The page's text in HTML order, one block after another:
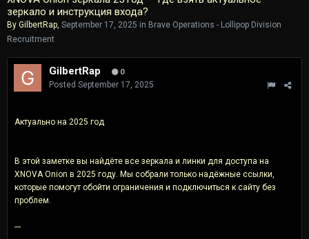
зеркало и инструкция входа?
By GilbertRap September 17, 2025 in Brave Operations - Lollipop Division
Recruitment
GilbertRap 0
Posted September 17, 2025
Актуально на 2025 год
В этой заметке вы найдёте все зеркала и линки для доступа на
XNOVA Onion в 2025 году. Мы собрали только надёжные ссылки,
которые помогут обойти ограничения и подключиться к сайту без
проблем.
---